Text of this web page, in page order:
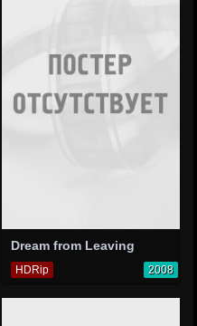
Dream from Leaving
HDRip 2008